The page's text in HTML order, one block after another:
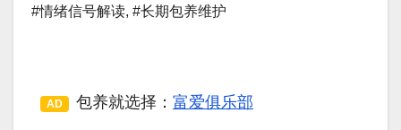
#情绪信号解读, #长期包养维护
AD 包养就选择： 富爱俱乐部